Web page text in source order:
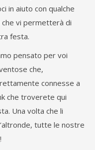
in aiuto con qualche
che vi permetterà di
festa.
pensato per voi
che,
connesse a
che troverete qui
Una volta che li
tutte le nostre
!